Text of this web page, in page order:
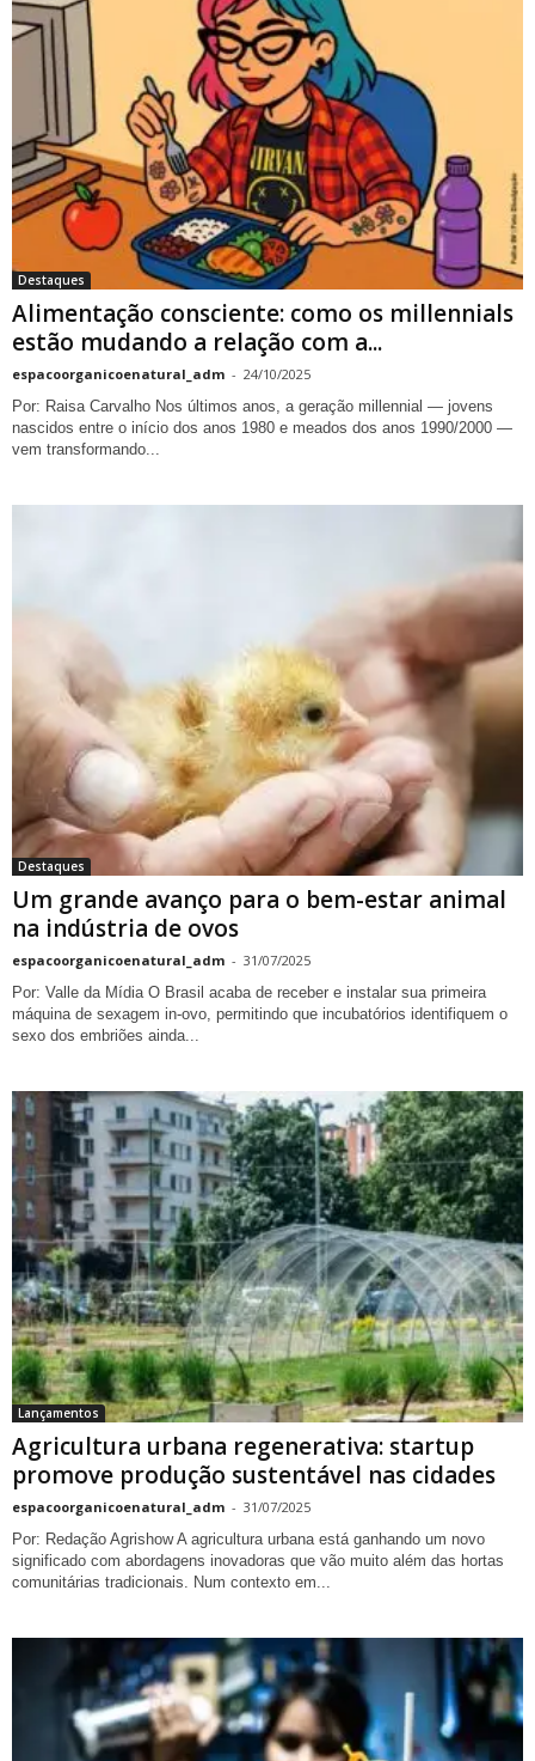
Destaques
Alimentação consciente: como os millennials
estão mudando a relação com a...
espacoorganicoenatural_adm - 24/10/2025
Por: Raisa Carvalho Nos últimos anos, a geração millennial — jovens
nascidos entre o início dos anos 1980 e meados dos anos 1990/2000 —
vem transformando...
Destaques
Um grande avanço para o bem-estar animal
na indústria de ovos
espacoorganicoenatural_adm - 31/07/2025
Por: Valle da Mídia O Brasil acaba de receber e instalar sua primeira
máquina de sexagem in-ovo, permitindo que incubatórios identifiquem o
sexo dos embriões ainda...
Lançamentos
Agricultura urbana regenerativa: startup
promove produção sustentável nas cidades
espacoorganicoenatural_adm - 31/07/2025
Por: Redação Agrishow A agricultura urbana está ganhando um novo
significado com abordagens inovadoras que vão muito além das hortas
comunitárias tradicionais. Num contexto em...